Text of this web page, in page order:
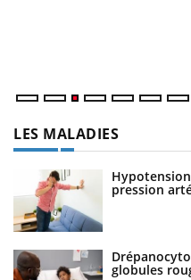
LES MALADIES
pression
globules